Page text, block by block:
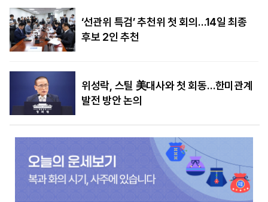
‘선관위 특검’ 추천위 첫 회의…14일 최종
후보 2인 추천
위성락, 스틸 美대사와 첫 회동…한미관계
발전 방안 논의